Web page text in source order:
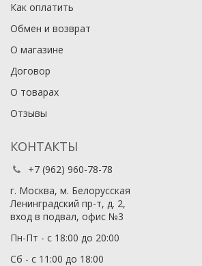
Как оплатить
Обмен и возврат
О магазине
Договор
О товарах
Отзывы
КОНТАКТЫ
+7 (962) 960-78-78
г. Москва, м. Белорусская
Ленинградский пр-т, д. 2,
вход в подвал, офис №3
Пн-Пт - с 18:00 до 20:00
Сб - с 11:00 до 18:00